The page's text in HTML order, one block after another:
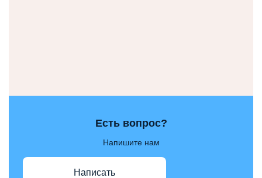
Есть вопрос?
Напишите нам
Написать